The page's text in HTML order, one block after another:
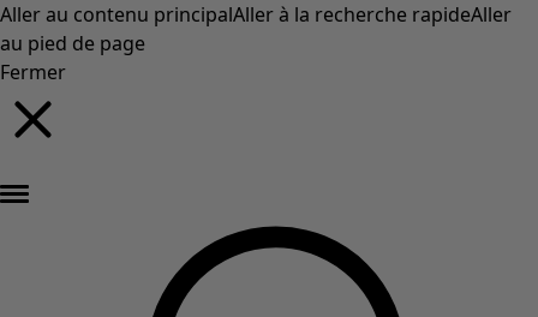
Aller au contenu principalAller à la recherche rapideAller
au pied de page
Fermer